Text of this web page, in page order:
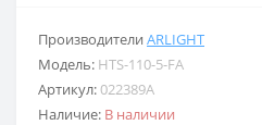
Производители ARLIGHT
Модель: HTS-110-5-FA
Артикул:022389А
Наличие: В наличии